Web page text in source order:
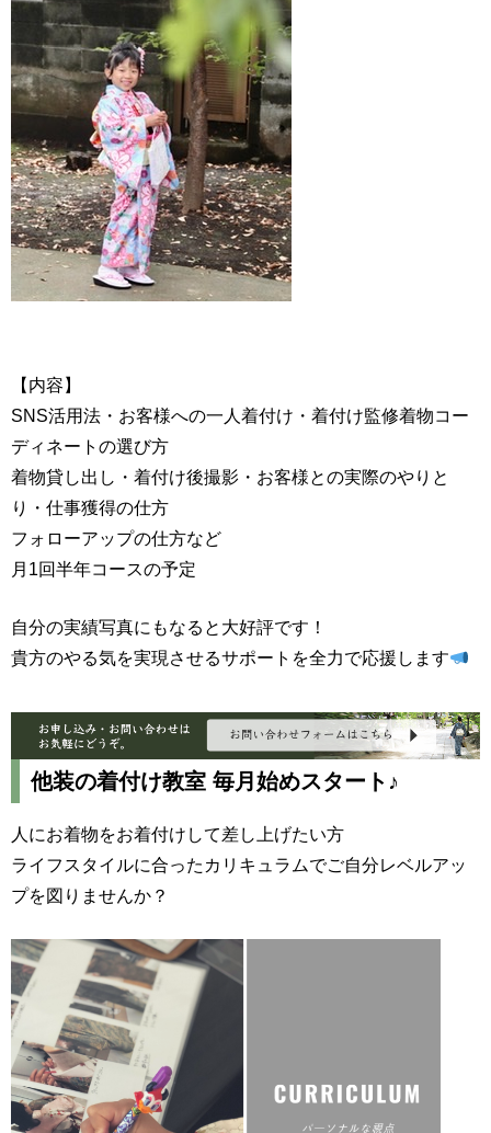
【内容】
SNS活用法・お客様への一人着付け・着付け監修着物コー
ディネートの選び方
着物貸し出し・着付け後撮影・お客様との実際のやりと
り・仕事獲得の仕方
フォローアップの仕方など
月1回半年コースの予定
自分の実績写真にもなると大好評です！
貴方のやる気を実現させるサポートを全力で応援します
他装の着付け教室 毎月始めスタート♪
人にお着物をお着付けして差し上げたい方
ライフスタイルに合ったカリキュラムでご自分レベルアッ
プを図りませんか？